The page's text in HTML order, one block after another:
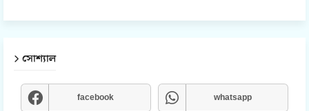
সোশ্যাল
facebook whatsapp